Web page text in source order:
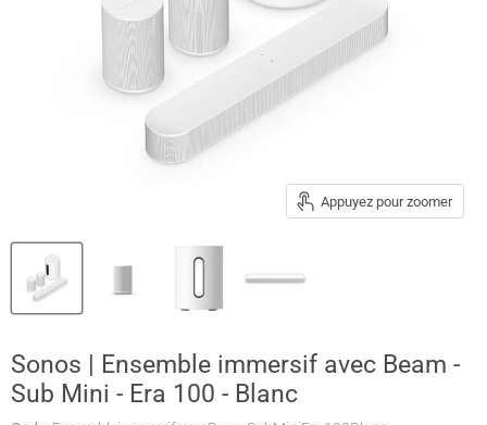
Appuyez pour zoomer
Sonos | Ensemble immersif avec Beam -
Sub Mini - Era 100 - Blanc